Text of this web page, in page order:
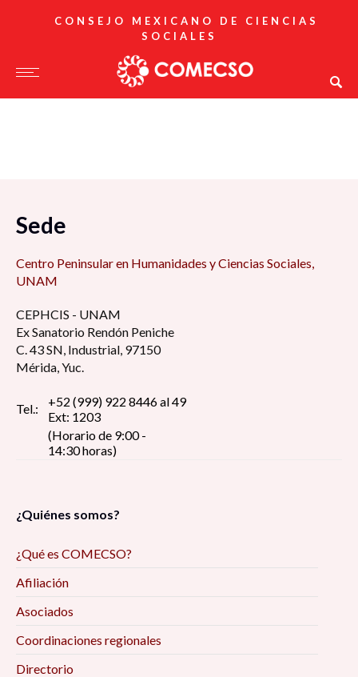
CONSEJO MEXICANO DE CIENCIAS
SOCIALES
Sede
Centro Peninsular en Humanidades y Ciencias Sociales,
UNAM
CEPHCIS - UNAM
Ex Sanatorio Rendón Peniche
C. 43 SN, Industrial, 97150
Mérida, Yuc.
Tel.:
+52 (999) 922 8446 al 49
Ext: 1203
(Horario de 9:00 -
14:30 horas)
¿Quiénes somos?
¿Qué es COMECSO?
Afiliación
Asociados
Coordinaciones regionales
Directorio